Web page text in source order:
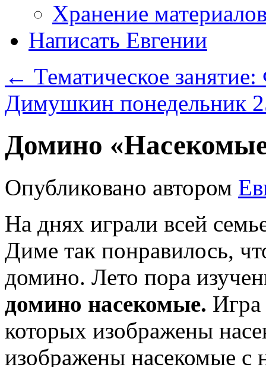
Хранение
Написать Евгении
← Тематическое
Димушкин понедельник
Домино
Опубликовано автором
На днях играли всей
Диме так понравилось,
домино. Лето пора
домино насекомые. Игра
которых изображены
изображены насекомые с